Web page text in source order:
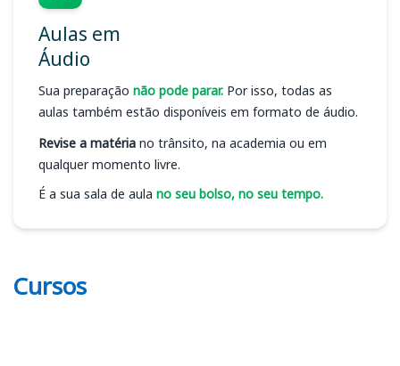
Aulas em
Áudio
Sua preparação não pode parar. Por isso, todas as
aulas também estão disponíveis em formato de áudio.
Revise a matéria no trânsito, na academia ou em
qualquer momento livre.
É a sua sala de aula no seu bolso, no seu tempo.
Cursos